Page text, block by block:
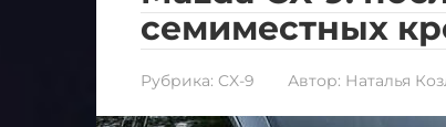
семиместных
Рубрика: CX-9 Автор: Наталья